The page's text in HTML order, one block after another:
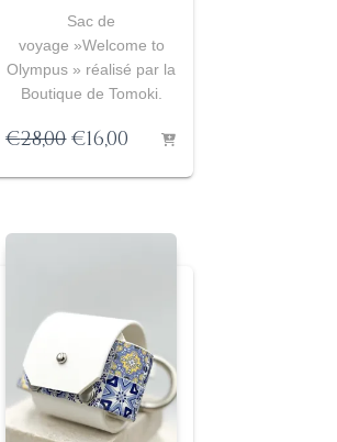
Sac de
voyage »Welcome to
Olympus » réalisé par la
Boutique de Tomoki.
€28,00Le
initial
€28,00.
€16,00
actuel
€16,00.